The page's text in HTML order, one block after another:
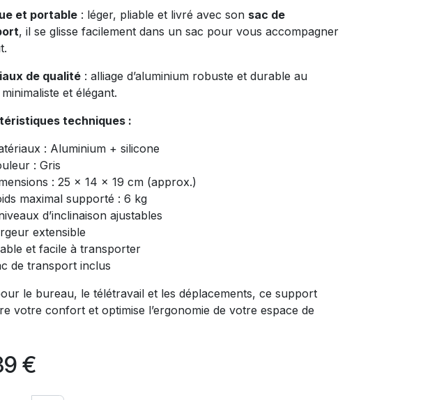
et portable : léger, pliable et livré avec son sac de
, il se glisse facilement dans un sac pour vous accompagner
de qualité : alliage d’aluminium robuste et durable au
et élégant.
techniques :
: Aluminium + silicone
: Gris
: 25 x 14 x 19 cm (approx.)
maximal supporté : 6 kg
d’inclinaison ajustables
extensible
et facile à transporter
de transport inclus
le bureau, le télétravail et les déplacements, ce support
votre confort et optimise l’ergonomie de votre espace de
€